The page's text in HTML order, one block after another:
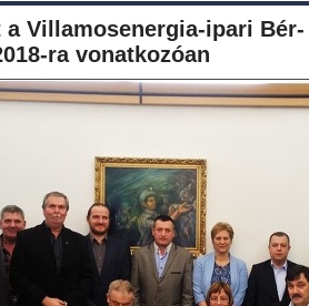
Villamosenergia-ipari
ra vonatkozóan